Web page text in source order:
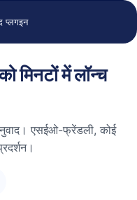
प्लगइन
मिनटों में लॉन्च
एसईओ-फ्रेंडली, कोई